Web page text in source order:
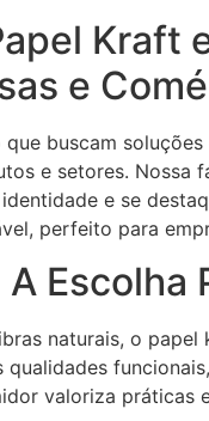
Kraft
e
que buscam
e setores. Nossa
e se
perfeito para
naturais, o
qualidades
valoriza práticas